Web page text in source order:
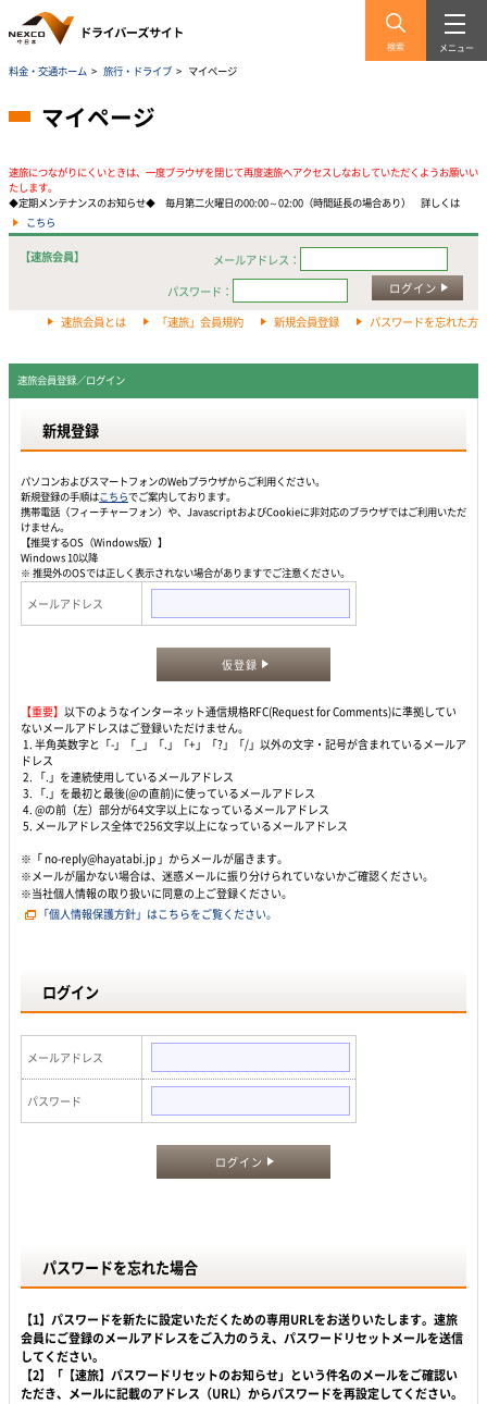
検索 メニュー
料金・交通ホーム > 旅行・ドライブ > マイページ
マイページ
速旅につながりにくいときは、一度ブラウザを閉じて再度速旅へアクセスしなおしていただくようお願いい
たします。
◆定期メンテナンスのお知らせ◆ 毎月第二火曜日の00:00～02:00（時間延長の場合あり） 詳しくは
こちら
【速旅会員】
メールアドレス：
パスワード：
ログイン
速旅会員とは 「速旅」会員規約 新規会員登録 パスワードを忘れた方
速旅会員登録／ログイン
新規登録
パソコンおよびスマートフォンのWebプラウザからご利用ください。
新規登録の手順はこちらでご案内しております。
携帯電話（フィーチャーフォン）や、JavascriptおよびCookieに非対応のブラウザではご利用いただ
けません。
【推奨するOS（Windows版）】
Windows 10以降
※ 推奨外のOSでは正しく表示されない場合がありますでご注意ください。
メールアドレス
仮登録
【重要】 以下のようなインターネット通信規格RFC(Request for Comments)に準拠してい
ないメールアドレスはご登録いただけません。
1. 半角英数字と「-」「_」「.」「+」「?」「/」以外の文字・記号が含まれているメールア
ドレス
2. 「.」を連続使用しているメールアドレス
3. 「.」を最初と最後(@の直前)に使っているメールアドレス
4. @の前（左）部分が64文字以上になっているメールアドレス
5. メールアドレス全体で256文字以上になっているメールアドレス
※「 no-reply@hayatabi.jp 」からメールが届きます。
※メールが届かない場合は、迷惑メールに振り分けられていないかご確認ください。
※当社個人情報の取り扱いに同意の上ご登録ください。
「個人情報保護方針」はこちらをご覧ください。
ログイン
メールアドレス
パスワード
ログイン
パスワードを忘れた場合
【1】パスワードを新たに設定いただくための専用URLをお送りいたします。速旅
会員にご登録のメールアドレスをご入力のうえ、パスワードリセットメールを送信
してください。
【2】「【速旅】パスワードリセットのお知らせ」という件名のメールをご確認い
ただき、メールに記載のアドレス（URL）からパスワードを再設定してください。